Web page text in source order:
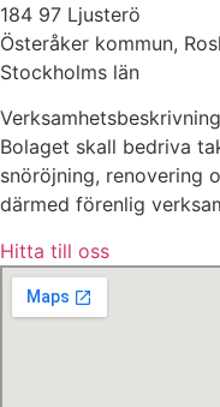
184 97 Ljusterö
Österåker kommun,
Stockholms län
Bolaget skall bedriva
snöröjning, renovering
därmed förenlig
Hitta till oss